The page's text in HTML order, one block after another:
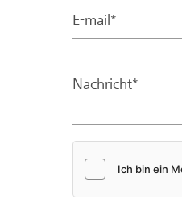
E-mail*
Nachricht*